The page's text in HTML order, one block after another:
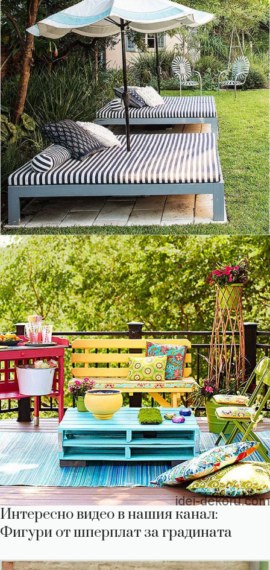
Интересно видео в нашия канал:
Фигури от шперплат за градината